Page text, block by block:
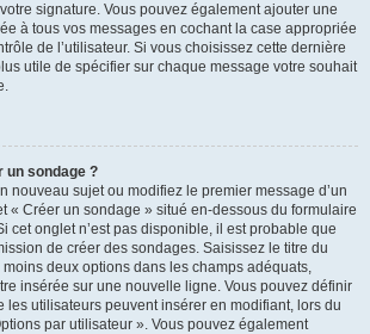
signature. Vous pouvez également ajouter une
à tous vos messages en cochant la case appropriée
de l’utilisateur. Si vous choisissez cette dernière
utile de spécifier sur chaque message votre souhait
un sondage ?
nouveau sujet ou modifiez le premier message d’un
« Créer un sondage » situé en-dessous du formulaire
cet onglet n’est pas disponible, il est probable que
de créer des sondages. Saisissez le titre du
deux options dans les champs adéquats,
insérée sur une nouvelle ligne. Vous pouvez définir
les utilisateurs peuvent insérer en modifiant, lors du
par utilisateur ». Vous pouvez également